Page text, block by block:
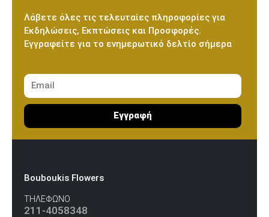
Λάβετε όλες τις τελευταίες πληροφορίες για
Εκδηλώσεις, Εκπτώσεις και Προσφορές.
Εγγραφείτε για το ενημερωτικό δελτίο σήμερα
Εγγραφή
Bouboukis Flowers
ΤΗΛΕΦΩΝΟ
211-4058348